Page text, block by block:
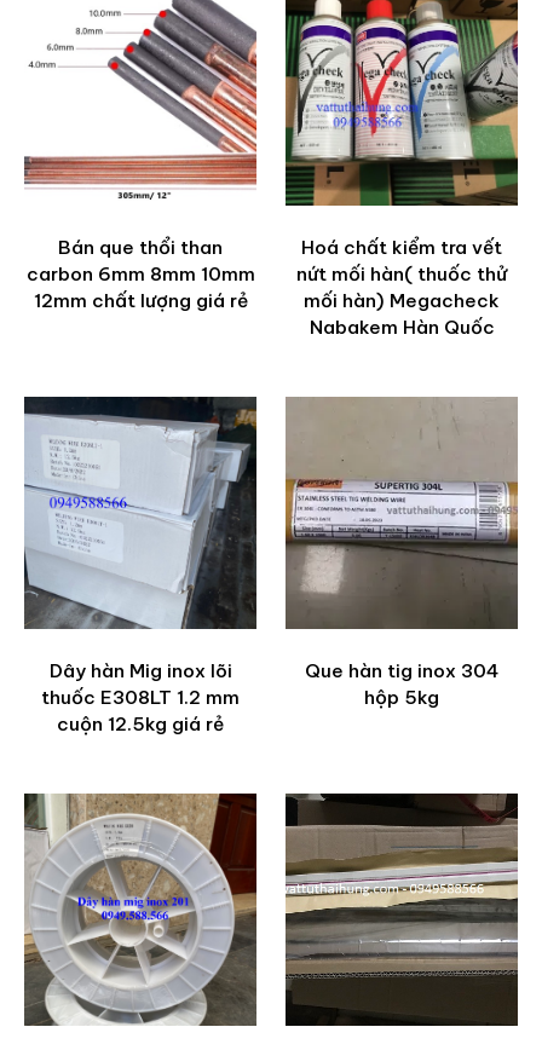
Bán que thổi than
carbon 6mm 8mm 10mm
12mm chất lượng giá rẻ
Hoá chất kiểm tra vết
nứt mối hàn( thuốc thử
mối hàn) Megacheck
Nabakem Hàn Quốc
Dây hàn Mig inox lõi
thuốc E308LT 1.2 mm
cuộn 12.5kg giá rẻ
Que hàn tig inox 304
hộp 5kg